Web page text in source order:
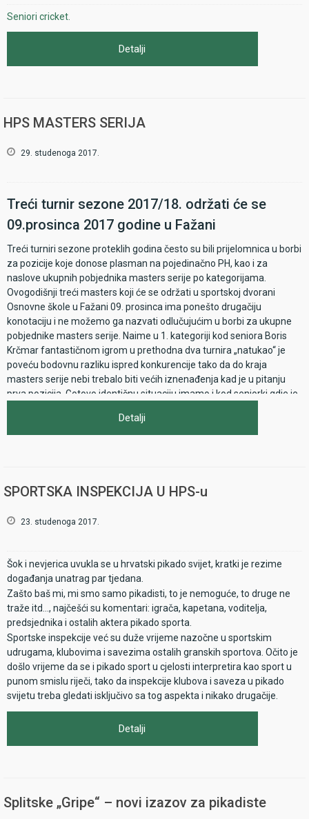
Seniori cricket.
Detalji
HPS MASTERS SERIJA
29. studenoga 2017.
Treći turnir sezone 2017/18. održati će se
09.prosinca 2017 godine u Fažani
Treći turniri sezone proteklih godina često su bili prijelomnica u borbi
za pozicije koje donose plasman na pojedinačno PH, kao i za
naslove ukupnih pobjednika masters serije po kategorijama.
Ovogodišnji treći masters koji će se održati u sportskoj dvorani
Osnovne škole u Fažani 09. prosinca ima ponešto drugačiju
konotaciju i ne možemo ga nazvati odlučujućim u borbi za ukupne
pobjednike masters serije. Naime u 1. kategoriji kod seniora Boris
Krčmar fantastičnom igrom u prethodna dva turnira „natukao“ je
poveću bodovnu razliku ispred konkurencije tako da do kraja
masters serije nebi trebalo biti većih iznenađenja kad je u pitanju
prva pozicija. Gotovo identičnu situaciju imamo i kod seniorki gdje je
osigurala naslov. Nadalje naš pikado dragulj Filip Ljubenko i dalje
sigurno i neprikosnoveno vlada juniorskom scenom pa ni tu nema
turnira lomiti koplja oko ukupnog pobjednika. Kako je u sportu sve
raspletu sezone od gore prikazane. Takvom raspletu mogu samo
ambijemtu Fažane i svojim nastupima pokažu svu raskoš koju ima
hrvatski pikado.
Detalji
SPORTSKA INSPEKCIJA U HPS-u
23. studenoga 2017.
Šok i nevjerica uvukla se u hrvatski pikado svijet, kratki je rezime
događanja unatrag par tjedana.
Zašto baš mi, mi smo samo pikadisti, to je nemoguće, to druge ne
traže itd..., najčešći su komentari: igrača, kapetana, voditelja,
predsjednika i ostalih aktera pikado sporta.
Sportske inspekcije već su duže vrijeme nazočne u sportskim
udrugama, klubovima i savezima ostalih granskih sportova. Očito je
došlo vrijeme da se i pikado sport u cjelosti interpretira kao sport u
punom smislu riječi, tako da inspekcije klubova i saveza u pikado
svijetu treba gledati isključivo sa tog aspekta i nikako drugačije.
Detalji
Splitske „Gripe“ – novi izazov za pikadiste